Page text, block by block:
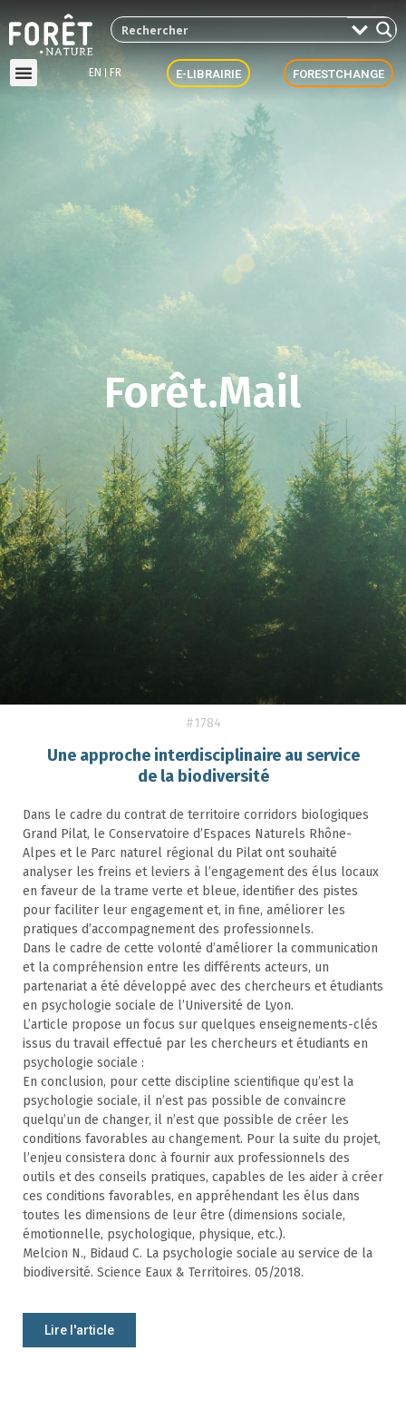
EN FR E-LIBRAIRIE FORESTCHANGE
Forêt.Mail
#1784
Une approche interdisciplinaire au service
de la biodiversité
Dans le cadre du contrat de territoire corridors biologiques
Grand Pilat, le Conservatoire d’Espaces Naturels Rhône-
Alpes et le Parc naturel régional du Pilat ont souhaité
analyser les freins et leviers à l’engagement des élus locaux
en faveur de la trame verte et bleue, identifier des pistes
pour faciliter leur engagement et, in fine, améliorer les
pratiques d’accompagnement des professionnels.
Dans le cadre de cette volonté d’améliorer la communication
et la compréhension entre les différents acteurs, un
partenariat a été développé avec des chercheurs et étudiants
en psychologie sociale de l’Université de Lyon.
L’article propose un focus sur quelques enseignements-clés
issus du travail effectué par les chercheurs et étudiants en
psychologie sociale :
En conclusion, pour cette discipline scientifique qu’est la
psychologie sociale, il n’est pas possible de convaincre
quelqu’un de changer, il n’est que possible de créer les
conditions favorables au changement. Pour la suite du projet,
l’enjeu consistera donc à fournir aux professionnels des
outils et des conseils pratiques, capables de les aider à créer
ces conditions favorables, en appréhendant les élus dans
toutes les dimensions de leur être (dimensions sociale,
émotionnelle, psychologique, physique, etc.).
Melcion N., Bidaud C. La psychologie sociale au service de la
biodiversité. Science Eaux & Territoires. 05/2018.
Lire l'article